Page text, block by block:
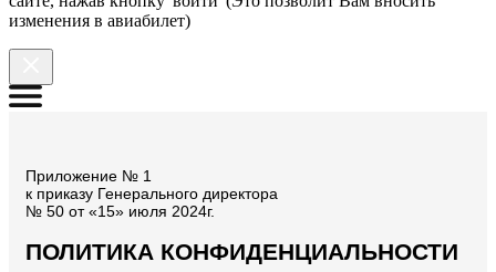
изменения в авиабилет)
Приложение № 1
к приказу Генерального директора
№ 50 от «15» июля 2024г.
ПОЛИТИКА КОНФИДЕНЦИАЛЬНОСТИ